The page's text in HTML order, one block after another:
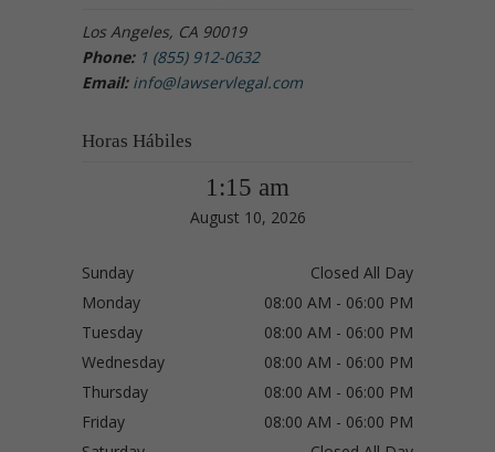
Los Angeles, CA 90019
Phone: 1 (855) 912-0632
Email: info@lawservlegal.com
Horas Hábiles
1:15 am
August 10, 2026
Sunday
Closed All Day
Monday
08:00 AM - 06:00 PM
Tuesday
08:00 AM - 06:00 PM
Wednesday
08:00 AM - 06:00 PM
Thursday
08:00 AM - 06:00 PM
Friday
08:00 AM - 06:00 PM